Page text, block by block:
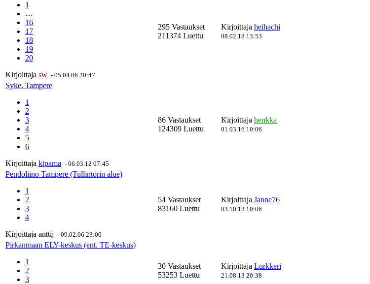
1
…
16
17
18
19
20
Kirjoittaja sw - 05.04.06 20:47
295 Vastaukset
211374 Luettu
Kirjoittaja heihachi
08.02.18 13:53
Syke, Tampere
1
2
3
4
5
6
Kirjoittaja ktpama - 06.03.12 07:45
86 Vastaukset
124309 Luettu
Kirjoittaja henkka
01.03.16 10:06
Pendoliino Tampere (Tullintorin alue)
1
2
3
4
Kirjoittaja anttij - 09.02.06 23:00
54 Vastaukset
83160 Luettu
Kirjoittaja Janne76
03.10.13 10:06
Pirkanmaan ELY-keskus (ent. TE-keskus)
1
2
3
30 Vastaukset
53253 Luettu
Kirjoittaja Lurkkeri
21.08.13 20:38